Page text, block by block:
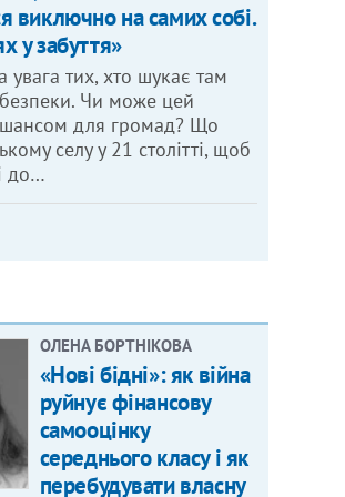
виключно на самих собі.
у забуття»
увага тих, хто шукає там
Чи може цей
шансом для громад? Що
селу у 21 столітті, щоб
до…
ОЛЕНА БОРТНІКОВА
«Нові бідні»: як війна
руйнує фінансову
самооцінку
середнього класу і як
перебудувати власну